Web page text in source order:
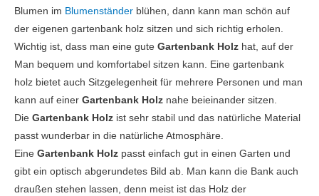
Blumen im Blumenständer blühen, dann kann man schön auf
der eigenen gartenbank holz sitzen und sich richtig erholen.
Wichtig ist, dass man eine gute Gartenbank Holz hat, auf der
Man bequem und komfortabel sitzen kann. Eine gartenbank
holz bietet auch Sitzgelegenheit für mehrere Personen und man
kann auf einer Gartenbank Holz nahe beieinander sitzen.
Die Gartenbank Holz ist sehr stabil und das natürliche Material
passt wunderbar in die natürliche Atmosphäre.
Eine Gartenbank Holz passt einfach gut in einen Garten und
gibt ein optisch abgerundetes Bild ab. Man kann die Bank auch
draußen stehen lassen, denn meist ist das Holz der